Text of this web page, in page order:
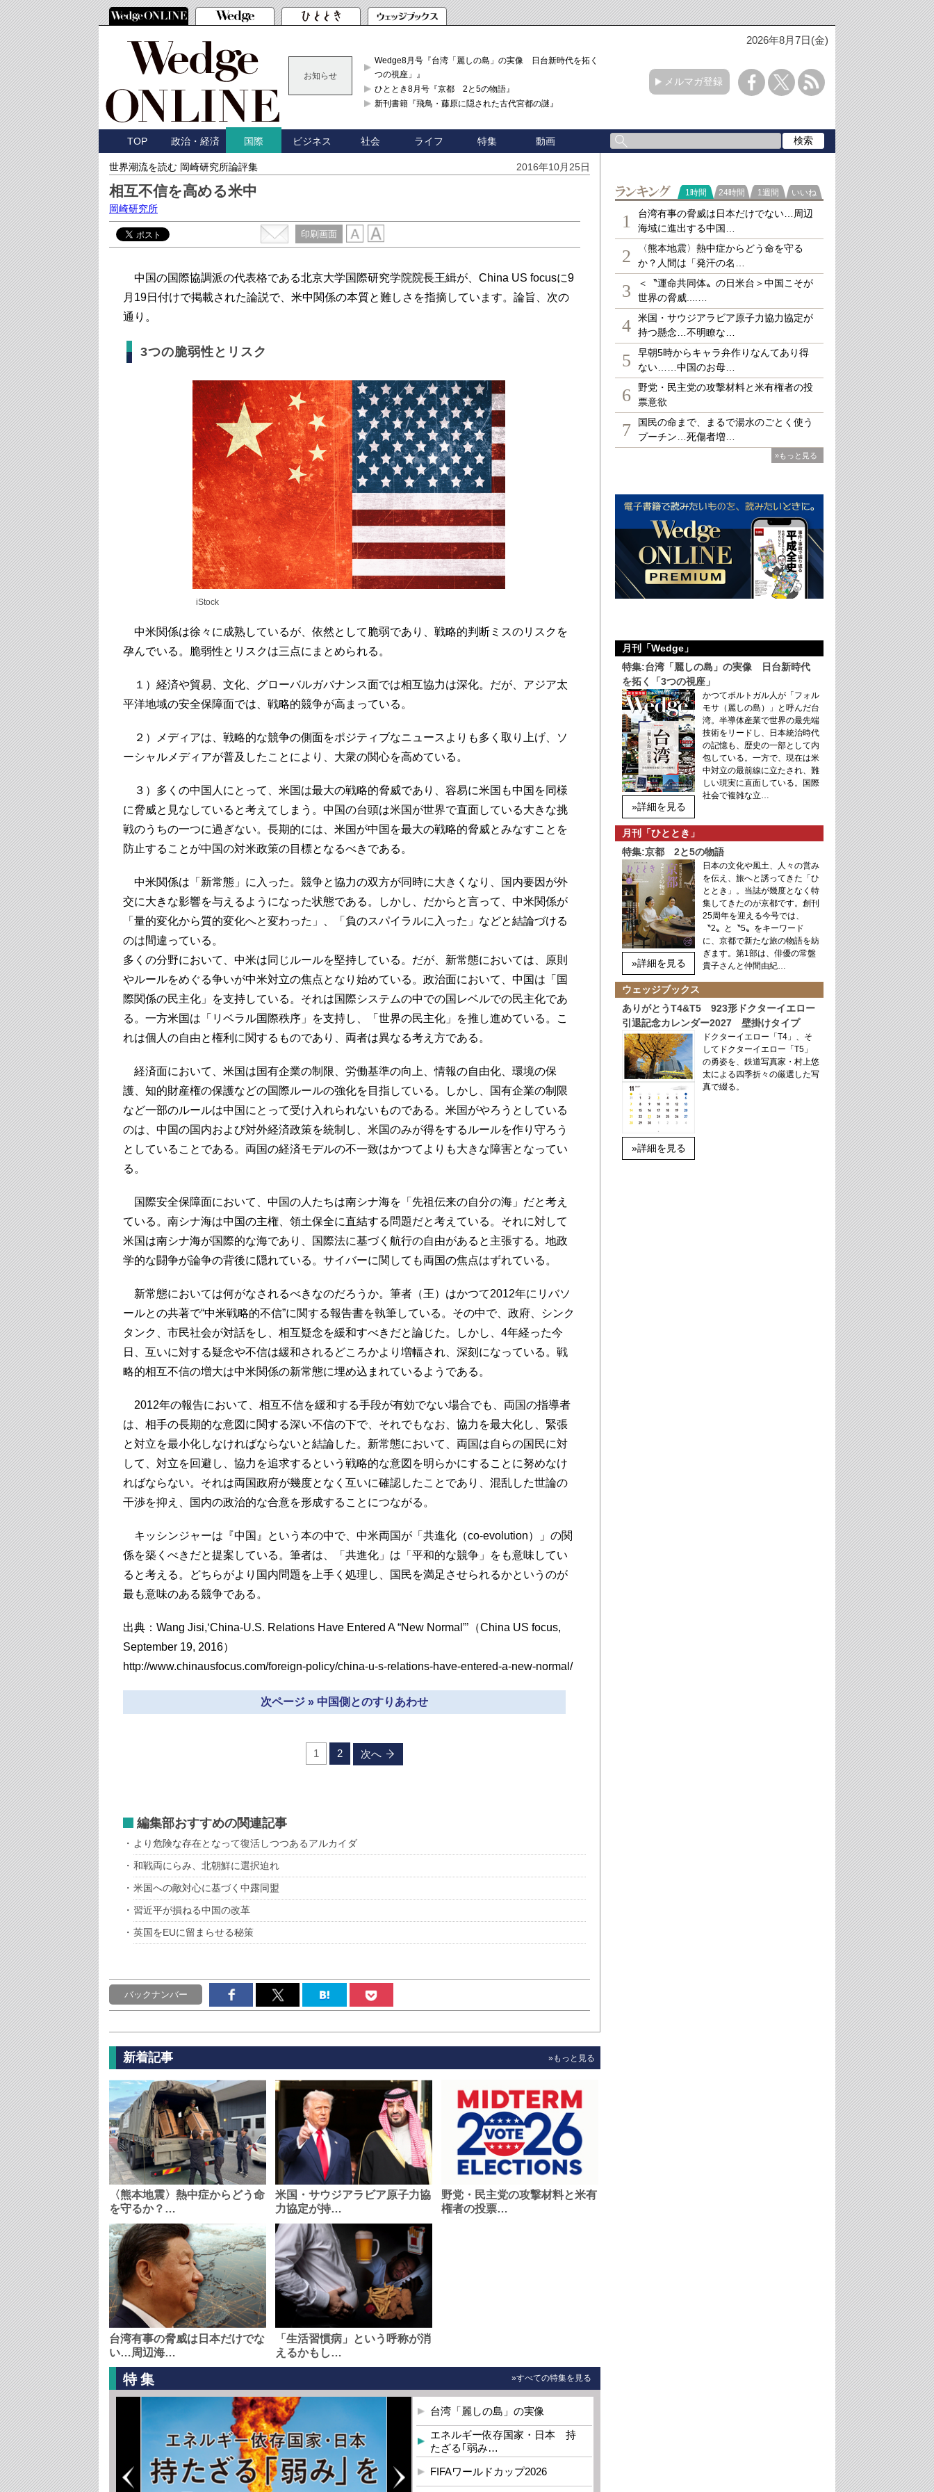
2026年8月7日(金)
お知らせ
Wedge8月号『台湾「麗しの島」の実像 日台新時代を拓く「3
つの視座」』
ひととき8月号『京都 2と5の物語』
新刊書籍『飛鳥・藤原に隠された古代宮都の謎』
メルマガ登録
TOP 政治・経済 国際 ビジネス 社会 ライフ 特集 動画
世界潮流を読む 岡崎研究所論評集 2016年10月25日
相互不信を高める米中
岡崎研究所
印刷画面
中国の国際協調派の代表格である北京大学国際研究学院院長王緝が、China US focusに9
月19日付けで掲載された論説で、米中関係の本質と難しさを指摘しています。論旨、次の
通り。
3つの脆弱性とリスク
iStock
中米関係は徐々に成熟しているが、依然として脆弱であり、戦略的判断ミスのリスクを
孕んでいる。脆弱性とリスクは三点にまとめられる。
１）経済や貿易、文化、グローバルガバナンス面では相互協力は深化。だが、アジア太
平洋地域の安全保障面では、戦略的競争が高まっている。
２）メディアは、戦略的な競争の側面をポジティブなニュースよりも多く取り上げ、ソ
ーシャルメディアが普及したことにより、大衆の関心を高めている。
３）多くの中国人にとって、米国は最大の戦略的脅威であり、容易に米国も中国を同様
に脅威と見なしていると考えてしまう。中国の台頭は米国が世界で直面している大きな挑
戦のうちの一つに過ぎない。長期的には、米国が中国を最大の戦略的脅威とみなすことを
防止することが中国の対米政策の目標となるべきである。
中米関係は「新常態」に入った。競争と協力の双方が同時に大きくなり、国内要因が外
交に大きな影響を与えるようになった状態である。しかし、だからと言って、中米関係が
「量的変化から質的変化へと変わった」、「負のスパイラルに入った」などと結論づける
のは間違っている。
多くの分野において、中米は同じルールを堅持している。だが、新常態においては、原則
やルールをめぐる争いが中米対立の焦点となり始めている。政治面において、中国は「国
際関係の民主化」を支持している。それは国際システムの中での国レベルでの民主化であ
る。一方米国は「リベラル国際秩序」を支持し、「世界の民主化」を推し進めている。こ
れは個人の自由と権利に関するものであり、両者は異なる考え方である。
経済面において、米国は国有企業の制限、労働基準の向上、情報の自由化、環境の保
護、知的財産権の保護などの国際ルールの強化を目指している。しかし、国有企業の制限
など一部のルールは中国にとって受け入れられないものである。米国がやろうとしている
のは、中国の国内および対外経済政策を統制し、米国のみが得をするルールを作り守ろう
としていることである。両国の経済モデルの不一致はかつてよりも大きな障害となってい
る。
国際安全保障面において、中国の人たちは南シナ海を「先祖伝来の自分の海」だと考え
ている。南シナ海は中国の主権、領土保全に直結する問題だと考えている。それに対して
米国は南シナ海が国際的な海であり、国際法に基づく航行の自由があると主張する。地政
学的な闘争が論争の背後に隠れている。サイバーに関しても両国の焦点はずれている。
新常態においては何がなされるべきなのだろうか。筆者（王）はかつて2012年にリバソ
ールとの共著で“中米戦略的不信”に関する報告書を執筆している。その中で、政府、シンク
タンク、市民社会が対話をし、相互疑念を緩和すべきだと論じた。しかし、4年経った今
日、互いに対する疑念や不信は緩和されるどころかより増幅され、深刻になっている。戦
略的相互不信の増大は中米関係の新常態に埋め込まれているようである。
2012年の報告において、相互不信を緩和する手段が有効でない場合でも、両国の指導者
は、相手の長期的な意図に関する深い不信の下で、それでもなお、協力を最大化し、緊張
と対立を最小化しなければならないと結論した。新常態において、両国は自らの国民に対
して、対立を回避し、協力を追求するという戦略的な意図を明らかにすることに努めなけ
ればならない。それは両国政府が幾度となく互いに確認したことであり、混乱した世論の
干渉を抑え、国内の政治的な合意を形成することにつながる。
キッシンジャーは『中国』という本の中で、中米両国が「共進化（co-evolution）」の関
係を築くべきだと提案している。筆者は、「共進化」は「平和的な競争」をも意味してい
ると考える。どちらがより国内問題を上手く処理し、国民を満足させられるかというのが
最も意味のある競争である。
出典：Wang Jisi,‘China-U.S. Relations Have Entered A “New Normal”’（China US focus,
September 19, 2016）
http://www.chinausfocus.com/foreign-policy/china-u-s-relations-have-entered-a-new-normal/
次ページ » 中国側とのすりあわせ
1 2 次へ
編集部おすすめの関連記事
より危険な存在となって復活しつつあるアルカイダ
和戦両にらみ、北朝鮮に選択迫れ
米国への敵対心に基づく中露同盟
習近平が損ねる中国の改革
英国をEUに留まらせる秘策
バックナンバー
新着記事 »もっと見る
〈熊本地震〉熱中症からどう命
を守るか？…
米国・サウジアラビア原子力協
力協定が持…
野党・民主党の攻撃材料と米有
権者の投票…
台湾有事の脅威は日本だけでな
い…周辺海…
「生活習慣病」という呼称が消
えるかもし…
特集 »すべての特集を見る
台湾「麗しの島」の実像
エネルギー依存国家・日本 持
たざる｢弱み…
FIFAワールドカップ2026
ランキング
1時間 24時間 1週間 いいね
1
台湾有事の脅威は日本だけでない…周辺
海域に進出する中国…
2
〈熊本地震〉熱中症からどう命を守る
か？人間は「発汗の名…
3
＜〝運命共同体〟の日米台＞中国こそが
世界の脅威....…
4
米国・サウジアラビア原子力協力協定が
持つ懸念…不明瞭な…
5
早朝5時からキャラ弁作りなんてあり得
ない……中国のお母…
6
野党・民主党の攻撃材料と米有権者の投
票意欲
7
国民の命まで、まるで湯水のごとく使う
プーチン…死傷者増…
»もっと見る
月刊「Wedge」
特集:台湾「麗しの島」の実像 日台新時代
を拓く「3つの視座」
»詳細を見る
かつてポルトガル人が「フォル
モサ（麗しの島）」と呼んだ台
湾。半導体産業で世界の最先端
技術をリードし、日本統治時代
の記憶も、歴史の一部として内
包している。一方で、現在は米
中対立の最前線に立たされ、難
しい現実に直面している。国際
社会で複雑な立…
月刊「ひととき」
特集:京都 2と5の物語
»詳細を見る
日本の文化や風土、人々の営み
を伝え、旅へと誘ってきた「ひ
ととき」。当誌が幾度となく特
集してきたのが京都です。創刊
25周年を迎える今号では、
〝2〟と〝5〟をキーワード
に、京都で新たな旅の物語を紡
ぎます。第1部は、俳優の常盤
貴子さんと仲間由紀…
ウェッジブックス
ありがとうT4&T5 923形ドクターイエロー
引退記念カレンダー2027 壁掛けタイプ
»詳細を見る
ドクターイエロー「T4」、そ
してドクターイエロー「T5」
の勇姿を、鉄道写真家・村上悠
太による四季折々の厳選した写
真で綴る。